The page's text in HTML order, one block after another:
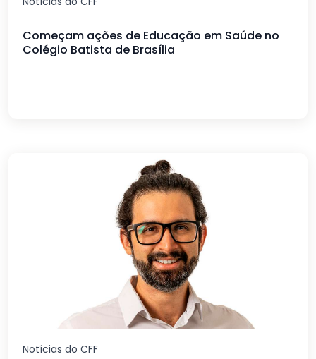
Começam ações de Educação em Saúde no
Colégio Batista de Brasília
Notícias do CFF